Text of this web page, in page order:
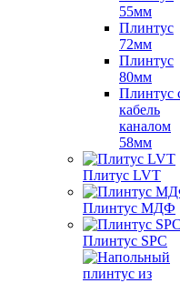
55мм
Плинтус
72мм
Плинтус
80мм
Плинтус
кабель
каналом
58мм
Плитус LVT
Плинтус МДФ
Плинтус SPC